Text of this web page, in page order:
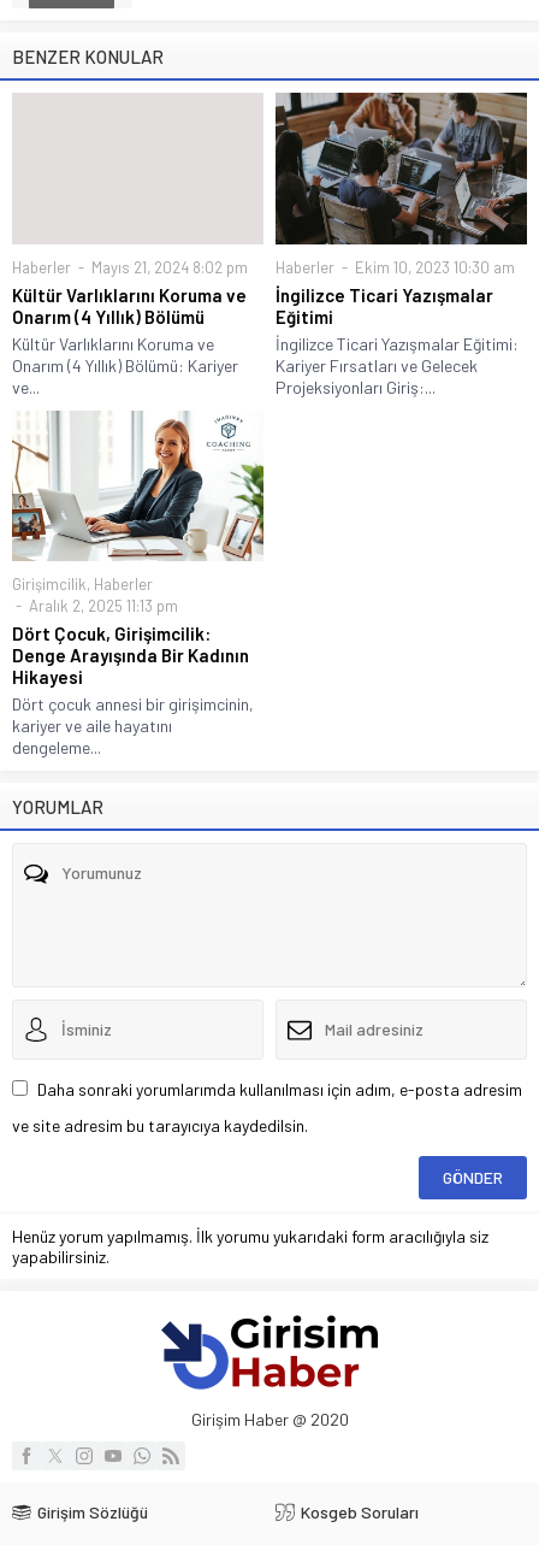
BENZER KONULAR
Haberler Mayıs 21, 2024 8:02 pm
Kültür Varlıklarını Koruma ve
Onarım (4 Yıllık) Bölümü
Kültür Varlıklarını Koruma ve
Onarım (4 Yıllık) Bölümü: Kariyer
ve...
Haberler Ekim 10, 2023 10:30 am
İngilizce Ticari Yazışmalar
Eğitimi
İngilizce Ticari Yazışmalar Eğitimi:
Kariyer Fırsatları ve Gelecek
Projeksiyonları Giriş:...
Girişimcilik, Haberler
Aralık 2, 2025 11:13 pm
Dört Çocuk, Girişimcilik:
Denge Arayışında Bir Kadının
Hikayesi
Dört çocuk annesi bir girişimcinin,
kariyer ve aile hayatını
dengeleme...
YORUMLAR
Daha sonraki yorumlarımda kullanılması için adım, e-posta adresim
ve site adresim bu tarayıcıya kaydedilsin.
Henüz yorum yapılmamış. İlk yorumu yukarıdaki form aracılığıyla siz
yapabilirsiniz.
Girişim Haber @ 2020
Girişim Sözlüğü Kosgeb Soruları